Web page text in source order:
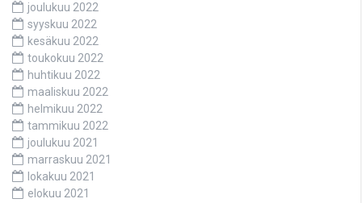
joulukuu 2022
syyskuu 2022
kesäkuu 2022
toukokuu 2022
huhtikuu 2022
maaliskuu 2022
helmikuu 2022
tammikuu 2022
joulukuu 2021
marraskuu 2021
lokakuu 2021
elokuu 2021